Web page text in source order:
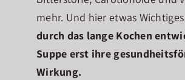
mehr. Und hier etwas
durch das lange Kochen
Suppe erst ihre
Wirkung.